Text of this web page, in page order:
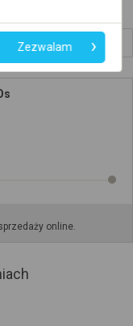
online.
Zezwalam